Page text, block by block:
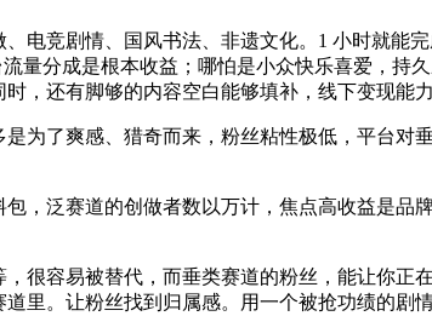
竞剧情、国风书法、非遗文化。1 小时就能完
量分成是根本收益；哪怕是小众快乐喜爱，持
，还有脚够的内容空白能够填补，线下变现能
了爽感、猎奇而来，粉丝粘性极低，平台对
泛赛道的创做者数以万计，焦点高收益是品
容易被替代，而垂类赛道的粉丝，能让你正
里。让粉丝找到归属感。用一个被抢功绩的